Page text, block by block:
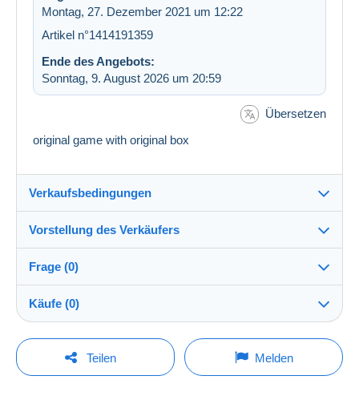
Montag, 27. Dezember 2021 um 12:22
Artikel n°1414191359
Ende des Angebots:
Sonntag, 9. August 2026 um 20:59
Übersetzen
original game with original box
Verkaufsbedingungen
Versand nach:
Die Liste der Länder einsehen
Direkte Übergabe:
Ja
Vorkasse
Kosten:
Vorstellung des Verkäufers
elvis031267100%(11165x)
Shop
Frage (0)
Um eine Frage stellen zu können, müssen Sie
Käufe (0)
Letzte Aktualisierung: 04:03:45
Teilen Melden